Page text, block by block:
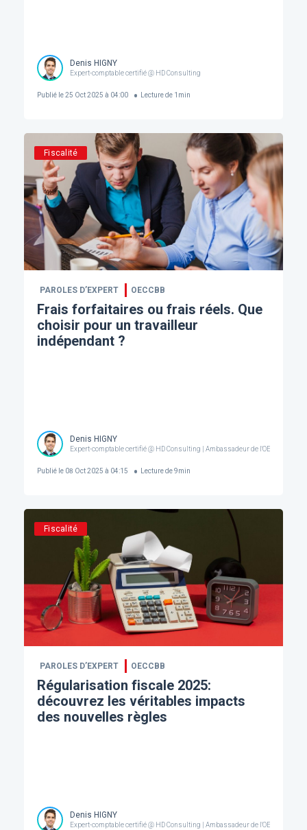
Denis HIGNY
Expert-comptable certifié @ HD Consulting
Publié le25 Oct 2025 à 04:00 Lecture de 1 min
Fiscalité
PAROLES D’EXPERT OECCBB
Frais forfaitaires ou frais réels. Que
choisir pour un travailleur
indépendant ?
Denis HIGNY
Expert-comptable certifié @ HD Consulting | Ambassadeur de l'OECCBB
Publié le08 Oct 2025 à 04:15 Lecture de9min
Fiscalité
PAROLES D’EXPERT OECCBB
Régularisation fiscale 2025:
découvrez les véritables impacts
des nouvelles règles
Denis HIGNY
Expert-comptable certifié @ HD Consulting | Ambassadeur de l'OECCBB